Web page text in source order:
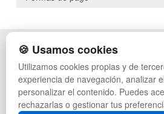
POLÍTICA DE PRIVACIDAD
CONDICIONES DE USO
CAMBIOS Y DEVOLUCIONES
CONTACTO
QUIENES SOMOS
MAPA WEB
🍪 Usamos cookies
Utilizamos cookies propias y de
experiencia de navegación, analizar
personalizar el contenido. Puedes
rechazarlas o gestionar tus